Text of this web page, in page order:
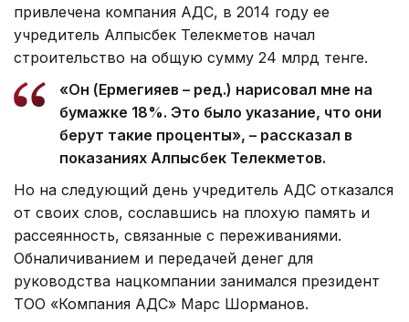
привлечена компания АДС, в 2014 году ее
учредитель Алпысбек Телекметов начал
строительство на общую сумму 24 млрд тенге.
«Он (Ермегияев – ред.) нарисовал мне на
бумажке 18%. Это было указание, что они
берут такие проценты», – рассказал в
показаниях Алпысбек Телекметов.
Но на следующий день учредитель АДС отказался
от своих слов, сославшись на плохую память и
рассеянность, связанные с переживаниями.
Обналичиванием и передачей денег для
руководства нацкомпании занимался президент
ТОО «Компания АДС» Марс Шорманов.